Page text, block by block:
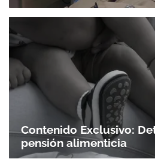
Contenido Exclusivo:
pensión alimenticia